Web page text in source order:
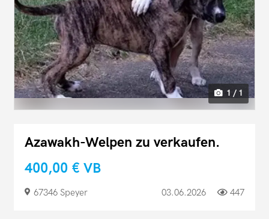
1 / 1
Azawakh-Welpen zu verkaufen.
400,00 € VB
67346 Speyer 03.06.2026 447